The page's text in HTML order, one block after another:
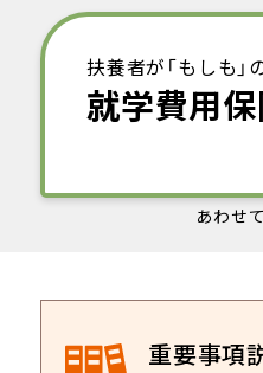
扶養者が「もしも
就学費用
あわせ
重要事項